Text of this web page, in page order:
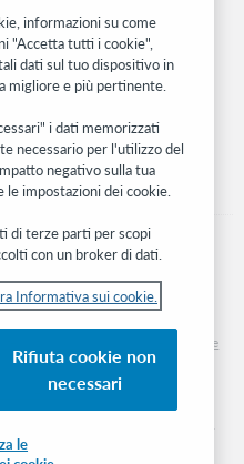
ricerche, eventi e molto
posta.
di OCLC, Inc. e delle sue
dei cookie
informazioni su come
"Accetta tutti i cookie",
dati sul tuo dispositivo in
migliore e più pertinente.
i dati memorizzati
necessario per l'utilizzo del
negativo sulla tua
le impostazioni dei cookie.
di terze parti per scopi
con un broker di dati.
Informativa sui cookie.
Rifiuta cookie non
necessari
le